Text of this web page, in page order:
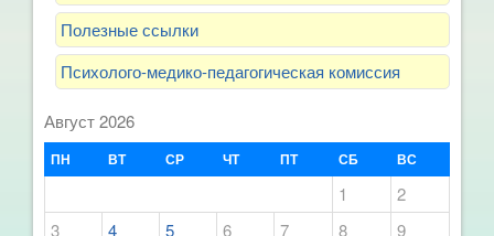
Полезные ссылки
Психолого-медико-педагогическая комиссия
Август 2026
ПН ВТ СР ЧТ ПТ СБ ВС
1
2
3
4 5 6 7 8
9